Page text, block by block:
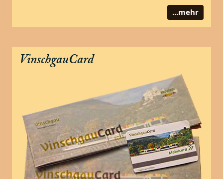
...mehr
VinschgauCard